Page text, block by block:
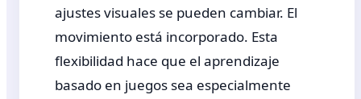
ajustes visuales se pueden cambiar. El
movimiento está incorporado. Esta
flexibilidad hace que el aprendizaje
basado en juegos sea especialmente